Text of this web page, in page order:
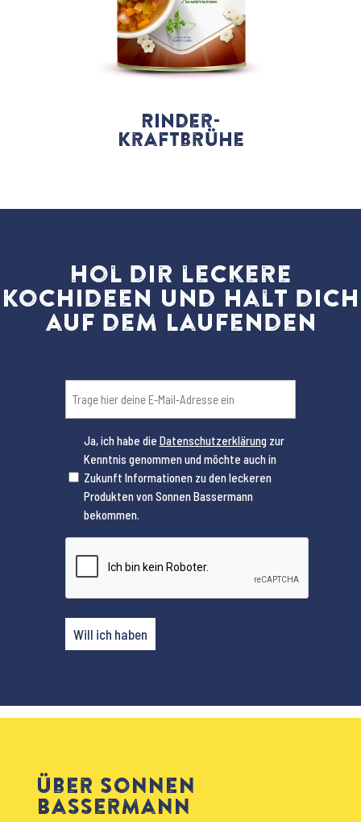
Rinder-
Kraftbrühe
Hol dir leckere
Kochideen und halt dich
auf dem Laufenden
(erforderlich)
Ja, ich habe die Datenschutzerklärungzur
Kenntnis genommen und möchte auch in
Zukunft Informationen zu den leckeren
Produkten von Sonnen Bassermann
bekommen.
Will ich haben
Über Sonnen
Bassermann